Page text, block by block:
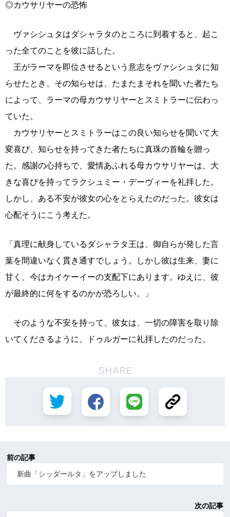
◎カウサリヤーの恐怖
ヴァシシュタはダシャラタのところに到着すると、起こ
った全てのことを彼に話した。
王がラーマを即位させるという意志をヴァシシュタに知
らせたとき、その知らせは、たまたまそれを聞いた者たち
によって、ラーマの母カウサリヤーとスミトラーに伝わっ
ていた。
カウサリヤーとスミトラーはこの良い知らせを聞いて大
変喜び、知らせを持ってきた者たちに真珠の首輪を贈っ
た。感謝の心持ちで、愛情あふれる母カウサリヤーは、大
きな喜びを持ってラクシュミー・デーヴィーを礼拝した。
しかし、ある不安が彼女の心をとらえたのだった。彼女は
心配そうにこう考えた。
「真理に献身しているダシャラタ王は、御自らが発した言
葉を間違いなく貫き通すでしょう。しかし彼は生来、妻に
甘く、今はカイケーイーの支配下にあります。ゆえに、彼
が最終的に何をするのかが恐ろしい。」
そのような不安を持って、彼女は、一切の障害を取り除
いてくださるように、ドゥルガーに礼拝したのだった。
SHARE
前の記事
新曲「シッダールタ」をアップしました
次の記事